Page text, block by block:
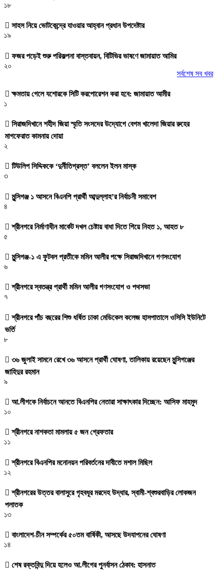
১৮
সাহস নিয়ে ভোটকেন্দ্রে যাওয়ার আহ্বান প্রধান উপদেষ্টার
১৯
ফজর পড়েই শুরু পরিকল্পনা বাস্তবায়ন, বিটিভির ভাষণে জামায়াত আমির
২০
সর্বশেষ সব খবর
ক্ষমতায় গেলে যশোরকে সিটি করপোরেশন করা হবে: জামায়াত আমীর
১
সিরাজদিখানে শহীদ জিয়া স্মৃতি সংসদের উদ্যোগে বেগম খালেদা জিয়ার রুহের
মাগফেরাত কামনায় দোয়া
২
টিউলিপ সিদ্দিককে ‘দুর্নীতিগ্রস্ত’ বললেন ইলন মাস্ক
৩
মুন্সিগঞ্জ ১ আসনে বিএনপি প্রার্থী আব্দুল্লাহ’র নির্বাচনী সমাবেশ
৪
শ্রীনগরে নির্মাণাধীন মার্কেট দখল চেষ্টায় বাধা দিতে গিয়ে নিহত ১, আহত ৮
৫
মুন্সিগঞ্জ-১ এ ফুটবল প্রতীকে মমিন আলীর পক্ষে সিরাজদিখানে গণসংযোগ
৬
শ্রীনগরে স্বতন্ত্র প্রার্থী মমিন আলীর গণসংযোগ ও পথসভা
৭
শ্রীনগরে পাঁচ বছরের শিশু ধর্ষিত ঢাকা মেডিকেল কলেজ হাসপাতালে ওসিসি ইউনিটে
ভর্তি
৮
৩৬ জুলাই সামনে রেখে ৩৬ আসনে প্রার্থী ঘোষণা, তালিকায় রয়েছেন মুন্সিগঞ্জের
জাহিদুর রহমান
৯
আ.লীগকে নির্বাচনে আনতে বিএনপির নেতারা সাক্ষাৎকার দিচ্ছেন: আসিফ মাহমুদ
১০
শ্রীনগরে নাশকতা মামলায় ৫ জন গ্রেফতার
১১
শ্রীনগরে বিএনপির মনোনয়ন পরিবর্তনের দাবীতে মশাল মিছিল
১২
শ্রীনগরের উত্তর বালাসুরে গৃহবধূর মরদেহ উদ্ধার, স্বামী-শ্বশুরবাড়ির লোকজন
পলাতক
১৩
বাংলাদেশ-চীন সম্পর্কের ৫০তম বার্ষিকী, আসছে উদযাপনের ঘোষণা
১৪
শেষ রক্তবিন্দু দিয়ে হলেও আ.লীগের পুনর্বাসন ঠেকাব: হাসনাত